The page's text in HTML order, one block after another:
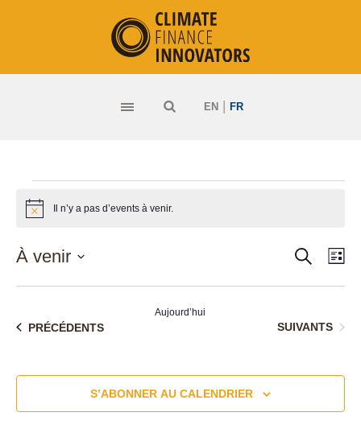
EN| FR
Événements
Notice Il n’y a pas d’events à venir.
et
de
de
À venir
date.ÉVÉNEMENTS
PRÉCÉDENTS
Aujourd’hui
ÉVÉNEMENTS
SUIVANTS
S’ABONNER AU CALENDRIER